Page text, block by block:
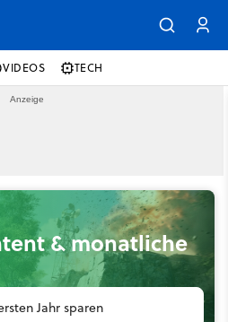
VIDEOS TECH
& monatliche
Jahr sparen